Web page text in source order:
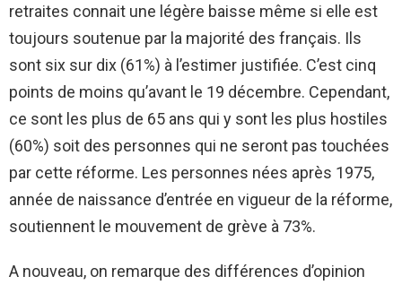
retraites connait une légère baisse même si elle est
toujours soutenue par la majorité des français. Ils
sont six sur dix (61%) à l’estimer justifiée. C’est cinq
points de moins qu’avant le 19 décembre. Cependant,
ce sont les plus de 65 ans qui y sont les plus hostiles
(60%) soit des personnes qui ne seront pas touchées
par cette réforme. Les personnes nées après 1975,
année de naissance d’entrée en vigueur de la réforme,
soutiennent le mouvement de grève à 73%.
A nouveau, on remarque des différences d’opinion